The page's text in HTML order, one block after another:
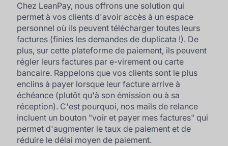
Chez LeanPay, nous offrons une solution qui
permet à vos clients d'avoir accès à un espace
personnel où ils peuvent télécharger toutes leurs
factures (finies les demandes de duplicata !). De
plus, sur cette plateforme de paiement, ils peuvent
régler leurs factures par e-virement ou carte
bancaire. Rappelons que vos clients sont le plus
enclins à payer lorsque leur facture arrive à
échéance (plutôt qu'à son émission ou à sa
réception). C'est pourquoi, nos mails de relance
incluent un bouton "voir et payer mes factures" qui
permet d'augmenter le taux de paiement et de
réduire le délai moyen de paiement.